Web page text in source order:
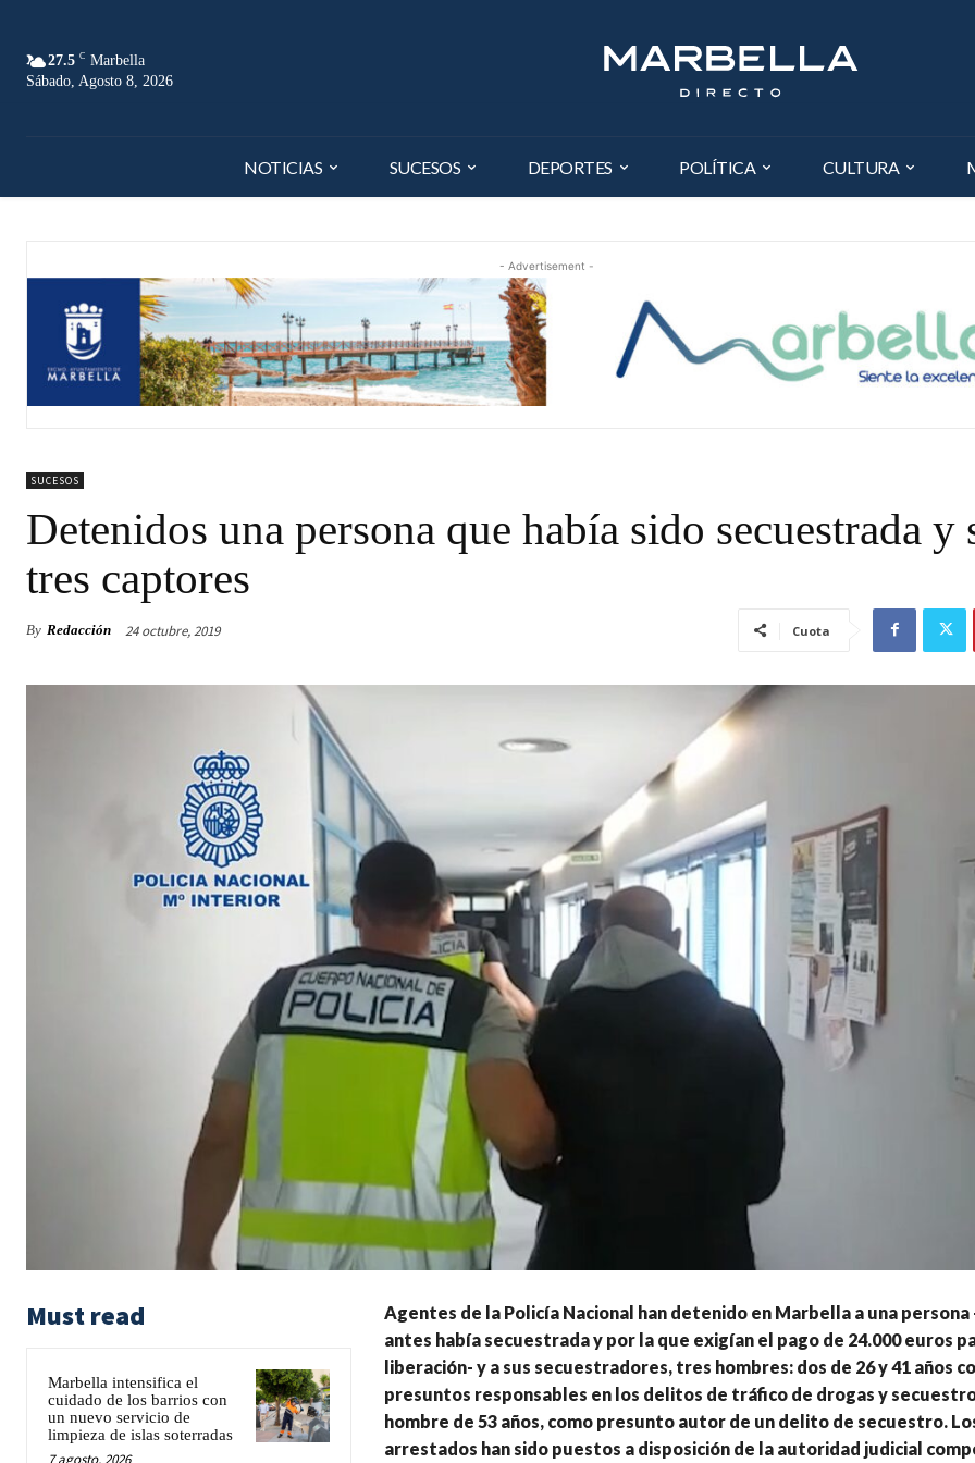
27.5 C Marbella
Sábado, Agosto 8, 2026
NOTICIAS SUCESOS DEPORTES POLÍTICA CULTURA
- Advertisement -
SUCESOS
Detenidos una persona que había sido secuestrada y
tres captores
By Redacción 24 octubre, 2019 Cuota
Must read
Marbella intensifica el
cuidado de los barrios con
un nuevo servicio de
limpieza de islas soterradas
7 agosto, 2026
Agentes de la Policía Nacional han detenido en Marbella a una persona
antes había secuestrada y por la que exigían el pago de 24.000 euros
liberación- y a sus secuestradores, tres hombres: dos de 26 y 41 años
presuntos responsables en los delitos de tráfico de drogas y
hombre de 53 años, como presunto autor de un delito de secuestro.
arrestados han sido puestos a disposición de la autoridad judicial